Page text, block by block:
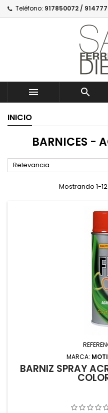
Teléfono: 917850072 /
 
INICIO
BARNICES -
Relevancia
Mostrando 1-
MARCA:
BARNIZ SPRAY